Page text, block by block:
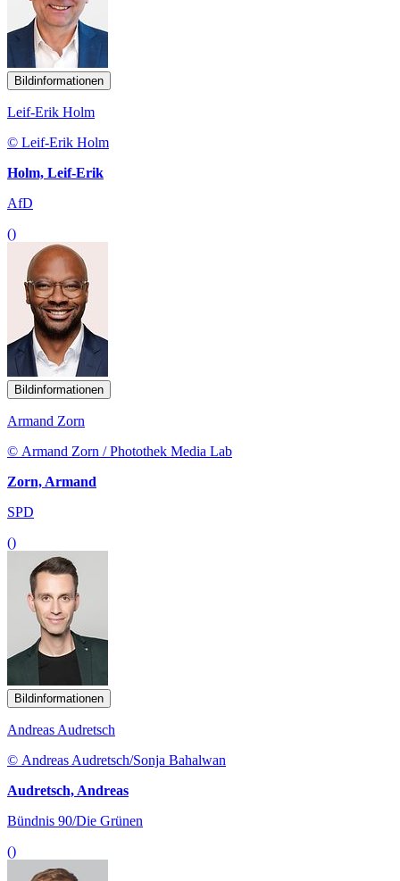
Bildinformationen
Leif-Erik Holm
© Leif-Erik Holm
Holm, Leif-Erik
AfD
()
Bildinformationen
Armand Zorn
© Armand Zorn / Photothek Media Lab
Zorn, Armand
SPD
()
Bildinformationen
Andreas Audretsch
© Andreas Audretsch/Sonja Bahalwan
Audretsch, Andreas
Bündnis 90/Die Grünen
()